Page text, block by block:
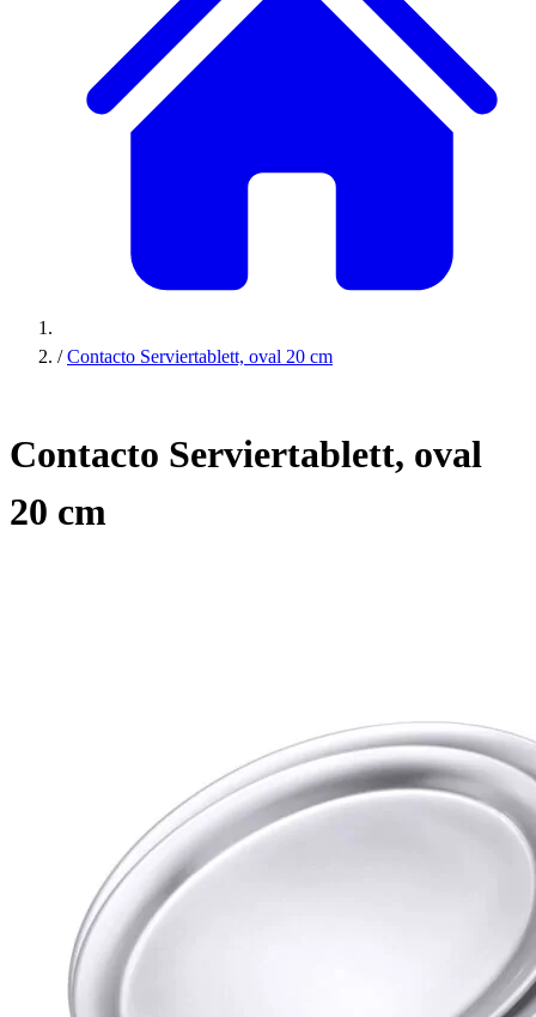
/ Contacto Serviertablett, oval 20 cm
Contacto Serviertablett, oval
20 cm